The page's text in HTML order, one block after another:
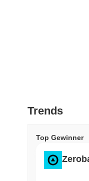
Trends
Top Gewinner